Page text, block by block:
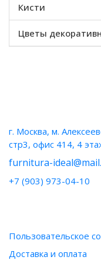
Кисти
Цветы
г. Москва, м.
стр3, офис 414, 4
furnitura-
+7 (903) 973-04-10
Пользовательское
Доставка и оплата